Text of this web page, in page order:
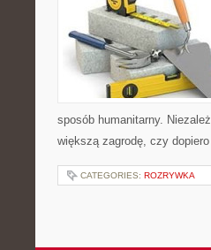
sposób humanitarny.
większą zagrodę, czy
CATEGORIES: ROZRYWKA